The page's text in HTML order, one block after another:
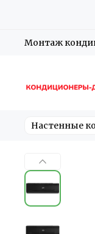
Монтаж
Настенные